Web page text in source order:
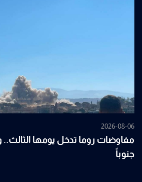
2026-08-06
مفاوضات روما تدخل يومها الثالث..
جنوباً